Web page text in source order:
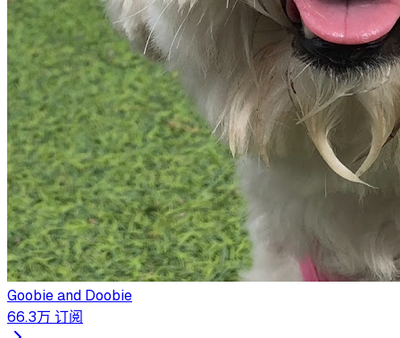
Goobie and Doobie
66.3万 订阅